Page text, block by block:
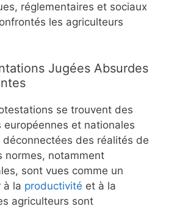
réglementaires et sociaux
les agriculteurs
Jugées Absurdes
se trouvent des
européennes et nationales
déconnectées des réalités de
normes, notamment
sont vues comme un
à la productivité et à la
agriculteurs sont